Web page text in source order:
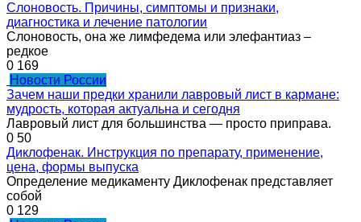
Cлоновость. Причины, симптомы и признаки,
диагностика и лечение патологии
Слоновость, она же лимфедема или элефантиаз –
редкое
0 169
Новости России
Зачем наши предки хранили лавровый лист в кармане:
мудрость, которая актуальна и сегодня
Лавровый лист для большинства — просто приправа.
0 50
Диклофенак. Инструкция по препарату, применение,
цена, формы выпуска
Определение медикаменту Диклофенак представляет
собой
0 129